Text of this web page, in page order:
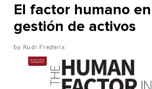
El factor humano
gestión de activos
Rudi Frederix